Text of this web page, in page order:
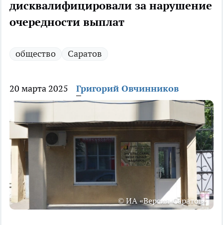
дисквалифицировали за нарушение
очередности выплат
общество Саратов
20 марта 2025 Григорий Овчинников
© ИА «Версия-Саратов»